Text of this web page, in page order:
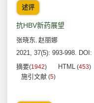
述评
抗HBV新药展望
张晓东, 赵丽娜
2021, 37(5): 993-998. DOI:
摘要(1942) HTML (453)
施引文献 (5)